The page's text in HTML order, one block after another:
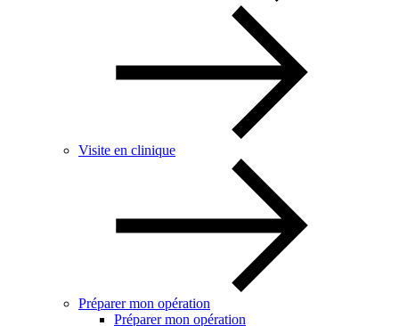
Visite en clinique
Préparer mon opération
Préparer mon opération